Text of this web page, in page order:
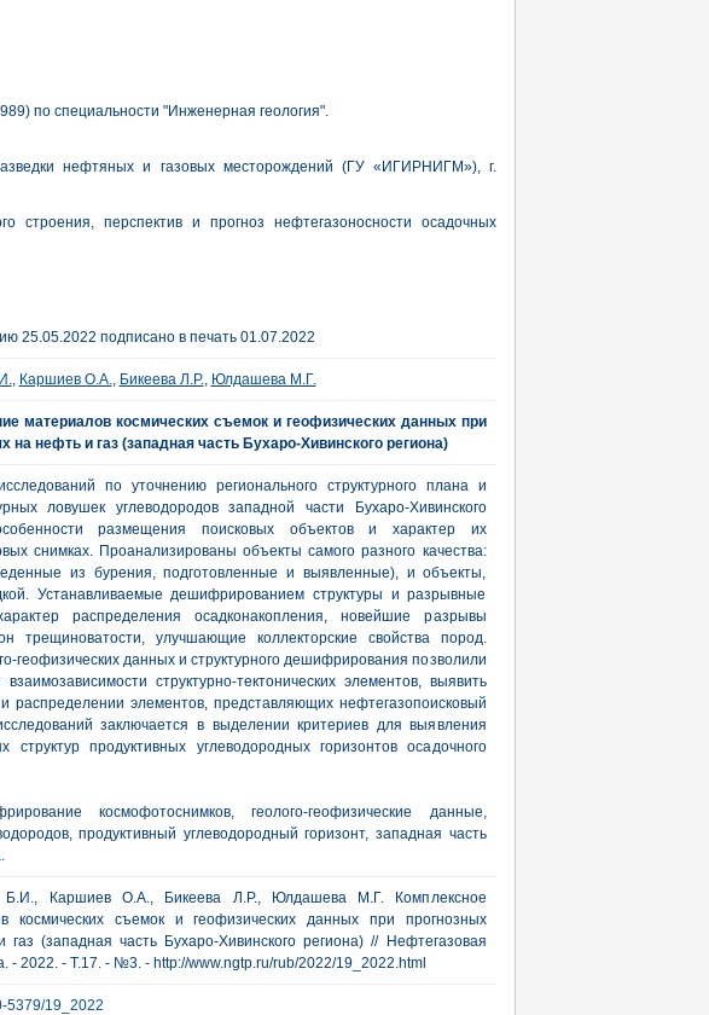
по специальности "Инженерная геология".
нефтяных и газовых месторождений (ГУ «ИГИРНИГМ»), г.
строения, перспектив и прогноз нефтегазоносности осадочных
25.05.2022 подписано в печать 01.07.2022
, Каршиев О.А., Бикеева Л.Р., Юлдашева М.Г.
материалов космических съемок и геофизических данных при
на нефть и газ (западная часть Бухаро-Хивинского региона)
по уточнению регионального структурного плана и
ловушек углеводородов западной части Бухаро-Хивинского
размещения поисковых объектов и характер их
снимках. Проанализированы объекты самого разного качества:
из бурения, подготовленные и выявленные), и объекты,
Устанавливаемые дешифрированием структуры и разрывные
распределения осадконакопления, новейшие разрывы
трещиноватости, улучшающие коллекторские свойства пород.
геофизических данных и структурного дешифрирования позволили
структурно-тектонических элементов, выявить
распределении элементов, представляющих нефтегазопоисковый
заключается в выделении критериев для выявления
структур продуктивных углеводородных горизонтов осадочного
космофотоснимков, геолого-геофизические данные,
продуктивный углеводородный горизонт, западная часть
Б.И., Каршиев О.А., Бикеева Л.Р., Юлдашева М.Г. Комплексное
космических съемок и геофизических данных при прогнозных
(западная часть Бухаро-Хивинского региона) // Нефтегазовая
- 2022. - Т.17. - №3. - http://www.ngtp.ru/rub/2022/19_2022.html
5379/19_2022